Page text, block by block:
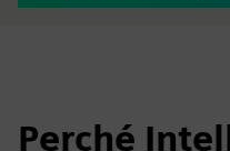
Perché